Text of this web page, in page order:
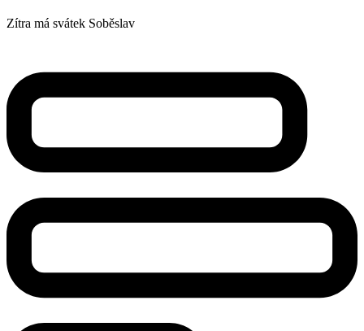
Zítra má svátek Soběslav